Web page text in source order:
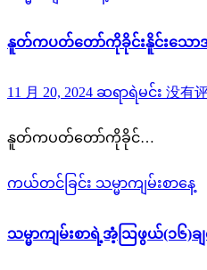
နူတ်ကပတ်တော်ကိုခိုင်းနိူင်းသောအ
11 月 20, 2024 ဆရာရဲမင်း 没有
နူတ်ကပတ်တော်ကိုခိုင်…
ကယ်တင်ခြင်း သမ္မာကျမ်းစာနေ့
သမ္မာကျမ်းစာရဲ့အံ့ဩဖွယ်(၁၆)ခ